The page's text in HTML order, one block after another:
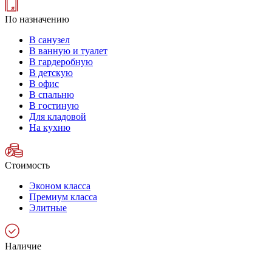
По назначению
В санузел
В ванную и туалет
В гардеробную
В детскую
В офис
В спальню
В гостиную
Для кладовой
На кухню
Стоимость
Эконом класса
Премиум класса
Элитные
Наличие